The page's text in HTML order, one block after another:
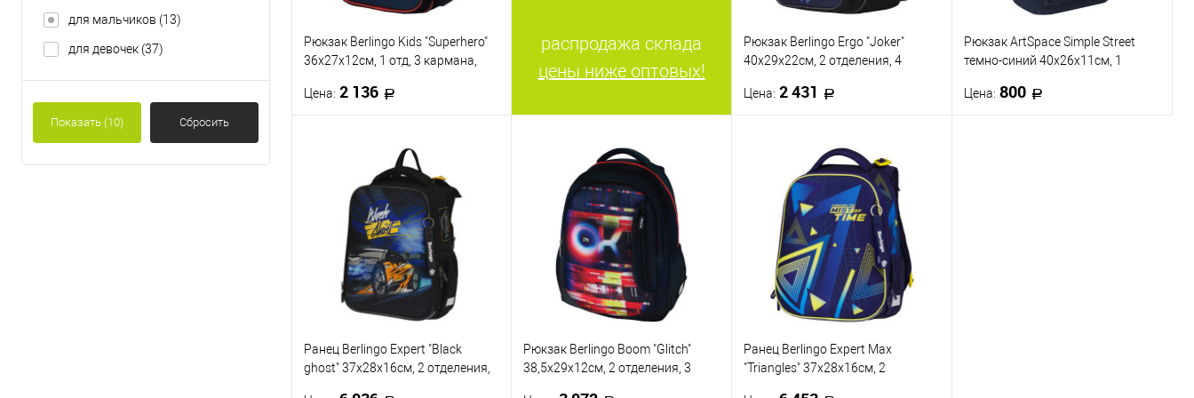
для мальчиков (13)
для девочек (37)
Показать (10) Сбросить
Рюкзак Berlingo Kids "Superhero"
36х27х12см, 1 отд, 3 кармана,
Цена: 2 136
Купить в 1 клик
К сравнению
В избранное
В наличии
распродажа склада
цены ниже оптовых!
Рюкзак Berlingo Ergo "Joker"
40х29х22см, 2 отделения, 4
спинка
Цена: 2 431
Купить в 1 клик
К сравнению
В избранное
В наличии
Рюкзак ArtSpace Simple Street
темно-синий 40х26х11см, 1
Цена: 800
Ранец Berlingo Expert "Black
ghost" 37х28х16см, 2 отделения,
Рюкзак Berlingo Boom "Glitch"
38,5х29х12см, 2 отделения, 3
Ранец Berlingo Expert Max
"Triangles" 37х28х16см, 2